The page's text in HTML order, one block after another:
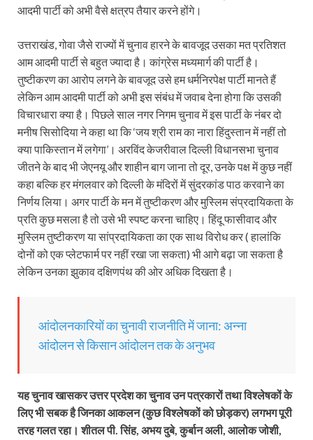
आदमी पार्टी को अभी वैसे क्षत्रप तैयार करने होंगे।
उत्तराखंड, गोवा जैसे राज्यों में चुनाव हारने के बावजूद उसका मत प्रतिशत
आम आदमी पार्टी से बहुत ज्यादा है। कांग्रेस मध्यमार्ग की पार्टी है।
तुष्टीकरण का आरोप लगने के बावजूद उसे हम धर्मनिरपेक्ष पार्टी मानते हैं
लेकिन आम आदमी पार्टी को अभी इस संबंध में जवाब देना होगा कि उसकी
विचारधारा क्या है। पिछले साल नगर निगम चुनाव में इस पार्टी के नंबर दो
मनीष सिसोदिया ने कहा था कि ‘जय श्री राम का नारा हिंदुस्तान में नहीं तो
क्या पाकिस्तान में लगेगा’। अरविंद केजरीवाल दिल्ली विधानसभा चुनाव
जीतने के बाद भी जेएनयू और शाहीन बाग जाना तो दूर, उनके पक्ष में कुछ नहीं
कहा बल्कि हर मंगलवार को दिल्ली के मंदिरों में सुंदरकांड पाठ करवाने का
निर्णय लिया। अगर पार्टी के मन में तुष्टीकरण और मुस्लिम संप्रदायिकता के
प्रति कुछ मसला है तो उसे भी स्पष्ट करना चाहिए। हिंदू फासीवाद और
मुस्लिम तुष्टीकरण या सांप्रदायिकता का एक साथ विरोध कर ( हालांकि
दोनों को एक प्लेटफार्म पर नहीं रखा जा सकता) भी आगे बढ़ा जा सकता है
लेकिन उनका झुकाव दक्षिणपंथ की ओर अधिक दिखता है।
आंदोलनकारियों का चुनावी राजनीति में जाना: अन्ना
आंदोलन से किसान आंदोलन तक के अनुभव
यह चुनाव खासकर उत्तर प्रदेश का चुनाव उन पत्रकारों तथा विश्लेषकों के
लिए भी सबक है जिनका आकलन (कुछ विश्लेषकों को छोड़कर) लगभग पूरी
तरह गलत रहा। शीतल पी. सिंह, अभय दुबे, कुर्बान अली, आलोक जोशी,